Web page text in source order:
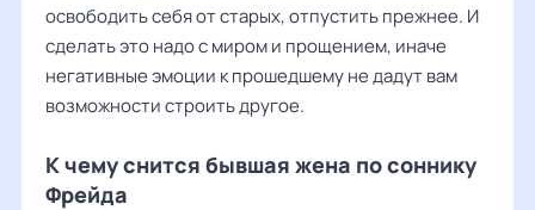
освободить себя от старых, отпустить прежнее. И
сделать это надо с миром и прощением, иначе
негативные эмоции к прошедшему не дадут вам
возможности строить другое.
К чему снится бывшая жена по соннику
Фрейда